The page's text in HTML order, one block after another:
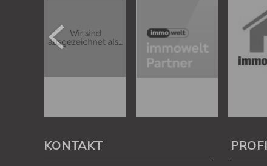
KONTAKT